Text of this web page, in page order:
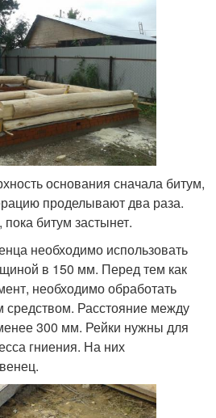
основания сначала битум,
проделывают два раза.
битум застынет.
необходимо использовать
в 150 мм. Перед тем как
необходимо обработать
средством. Расстояние между
300 мм. Рейки нужны для
гниения. На них